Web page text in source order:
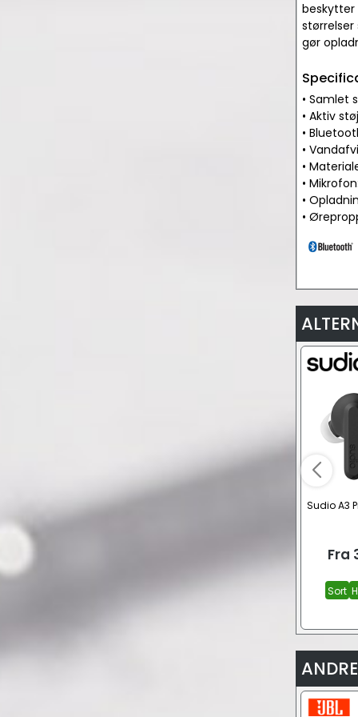
beskytter
gør
• Samlet
• Aktiv
•
•
•
•
•
•
Sudio A3
Fra
Sort